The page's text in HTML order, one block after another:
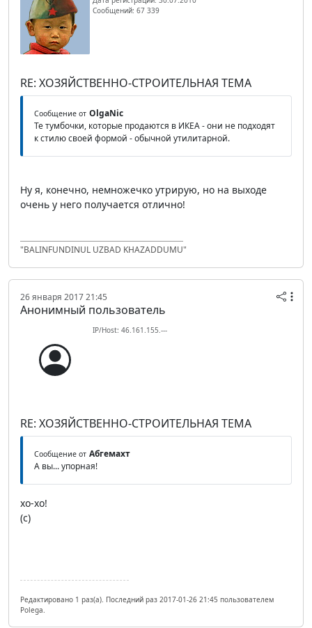
Сообщений: 67 339
RE: ХОЗЯЙСТВЕННО-СТРОИТЕЛЬНАЯ ТЕМА
Сообщение от OlgaNic
Те тумбочки, которые продаются в ИКЕА - они не подходят
к стилю своей формой - обычной утилитарной.
Ну я, конечно, немножечко утрирую, но на выходе
очень у него получается отлично!
"BALINFUNDINUL UZBAD KHAZADDUMU"
26 января 2017 21:45
Анонимный пользователь
IP/Host: 46.161.155.---
RE: ХОЗЯЙСТВЕННО-СТРОИТЕЛЬНАЯ ТЕМА
Сообщение от Абгемахт
А вы... упорная!
хо-хо!
(с)
Редактировано 1 раз(а). Последний раз 2017-01-26 21:45 пользователем
Polega.